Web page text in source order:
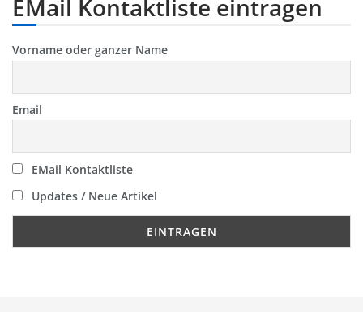
EMail Kontaktliste eintragen
Vorname oder ganzer Name
Email
EMail Kontaktliste
Updates / Neue Artikel